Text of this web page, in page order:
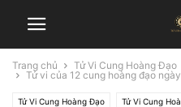
Trang chủ Tử Vi Cung Hoàng Đạo
Tử vi của 12 cung hoàng đạo
Tử Vi Cung Hoàng Đạo Tử Vi Cung